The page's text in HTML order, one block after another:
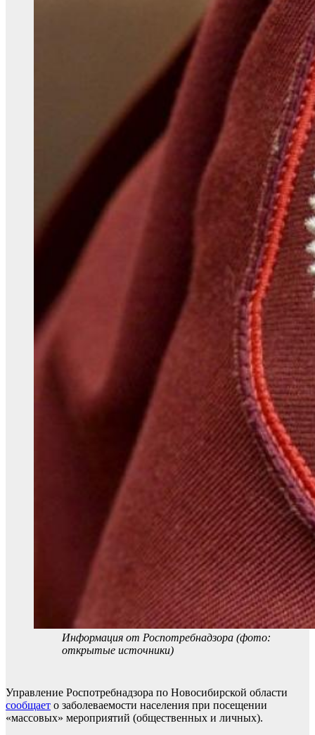
Информация от Роспотребнадзора (фото:
открытые источники)
Управление Роспотребнадзора по Новосибирской области
сообщает о заболеваемости населения при посещении
«массовых» мероприятий (общественных и личных).